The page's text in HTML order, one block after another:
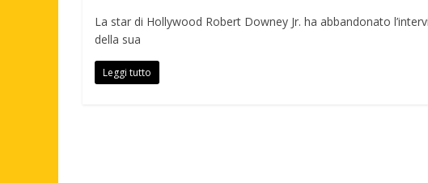
La star di Hollywood Robert Downey Jr. ha abbandonato
della sua
Leggi tutto